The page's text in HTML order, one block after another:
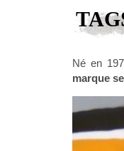
Né en
marque